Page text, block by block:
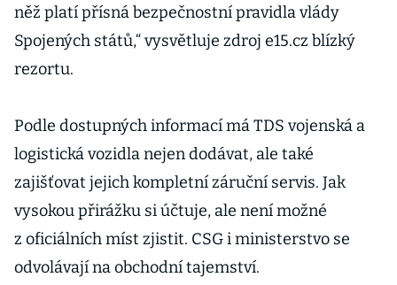
něž platí přísná bezpečnostní pravidla vlády
Spojených států,“ vysvětluje zdroj e15.cz blízký
rezortu.
Podle dostupných informací má TDS vojenská a
logistická vozidla nejen dodávat, ale také
zajišťovat jejich kompletní záruční servis. Jak
vysokou přirážku si účtuje, ale není možné
z oficiálních míst zjistit. CSG i ministerstvo se
odvolávají na obchodní tajemství.